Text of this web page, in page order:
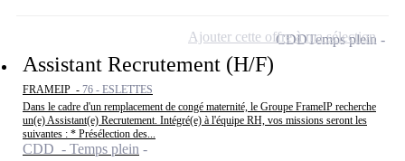
Assistant Recrutement (H/F)
FRAMEIP - 76 - ESLETTES
Dans le cadre d'un remplacement de congé maternité, le Groupe FrameIP recherche
un(e) Assistant(e) Recrutement. Intégré(e) à l'équipe RH, vos missions seront les
suivantes : * Présélection des...
CDD - Temps plein
CDDTemps plein
Ajouter cette offre à ma sélection